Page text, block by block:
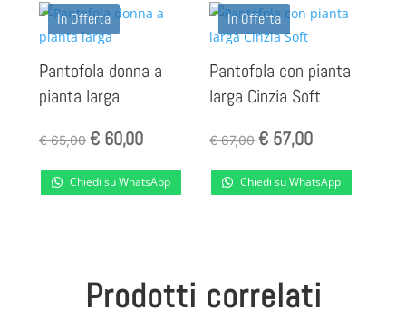
In Offerta
Pantofola donna a
pianta larga
€65,00
Il
originale
€60,00Il
attuale
Chiedi su WhatsApp
In Offerta
Pantofola con pianta
larga Cinzia Soft
€67,00
Il
originale
€ 57,00Il
attuale
Chiedi su WhatsApp
Prodotti correlati